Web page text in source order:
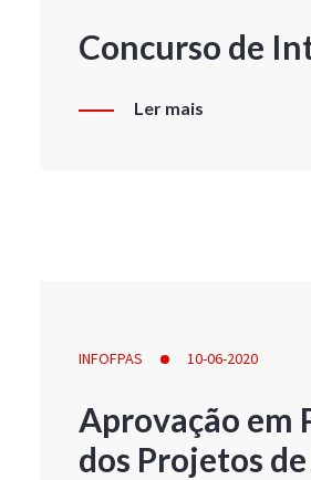
Concurso de
Ler mais
INFOFPAS 10-06-2020
Aprovação em
dos Projetos de